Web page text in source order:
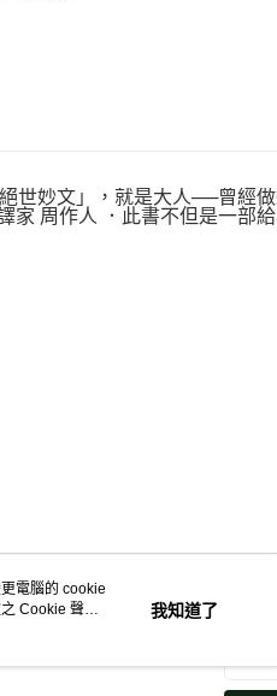
世妙文」，就是大人──曾經
周作人 ．此書不但是一部
官方
電腦的 cookie
Cookie 聲明
我知道了